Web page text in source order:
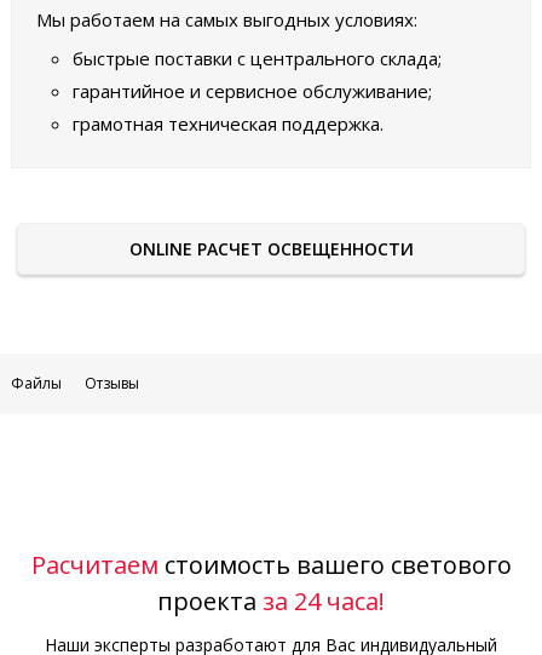
Мы работаем на самых выгодных условиях:
быстрые поставки с центрального склада;
гарантийное и сервисное обслуживание;
грамотная техническая поддержка.
ONLINE РАСЧЕТ ОСВЕЩЕННОСТИ
Файлы Отзывы
Расчитаем стоимость вашего светового
проекта за 24 часа!
Наши эксперты разработают для Вас индивидуальный